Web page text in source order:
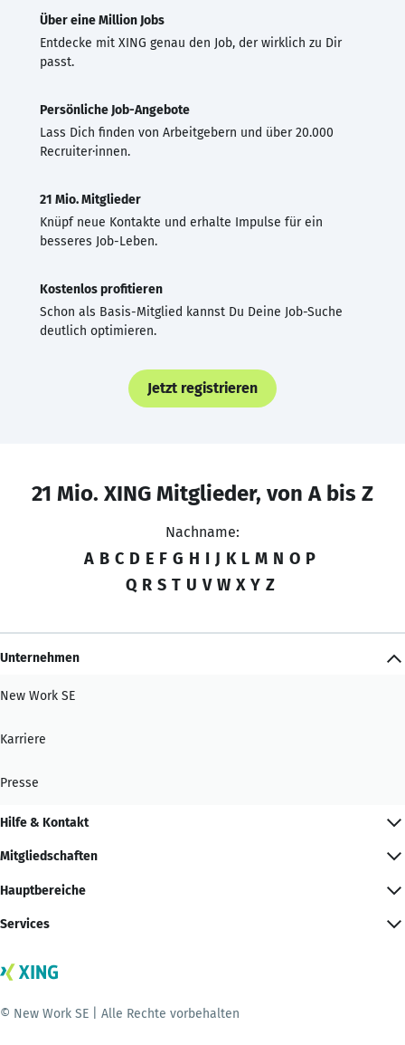
Über eine Million Jobs
Entdecke mit XING genau den Job, der wirklich zu Dir
passt.
Persönliche Job-Angebote
Lass Dich finden von Arbeitgebern und über 20.000
Recruiter·innen.
21 Mio. Mitglieder
Knüpf neue Kontakte und erhalte Impulse für ein
besseres Job-Leben.
Kostenlos profitieren
Schon als Basis-Mitglied kannst Du Deine Job-Suche
deutlich optimieren.
Jetzt registrieren
21 Mio. XING Mitglieder, von A bis Z
Nachname:
A B C D E F G H I J K L M N O P
Q R S T U V W X Y Z
Unternehmen
New Work SE
Karriere
Presse
Hilfe & Kontakt
Mitgliedschaften
Hauptbereiche
Services
© New Work SE | Alle Rechte vorbehalten